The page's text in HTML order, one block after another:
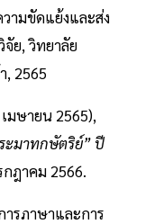
ามขัดแย้งและส่ง
ย, วิทยาลัย
, 2565
มษายน 2565),
ะมาทกษัตริย์” ปี
ฎาคม 2566.
รภาษาและการ